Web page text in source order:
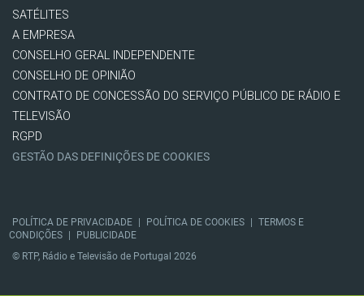
SATÉLITES
A EMPRESA
CONSELHO GERAL INDEPENDENTE
CONSELHO DE OPINIÃO
CONTRATO DE CONCESSÃO DO SERVIÇO PÚBLICO DE RÁDIO E
TELEVISÃO
RGPD
GESTÃO DAS DEFINIÇÕES DE COOKIES
POLÍTICA DE PRIVACIDADE POLÍTICA DE COOKIES
TERMOS E
CONDIÇÕES
PUBLICIDADE
© RTP, Rádio e Televisão de Portugal 2026